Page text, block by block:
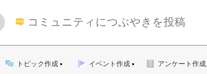
コミュニティにつぶやきを投稿
トピック作成 イベント作成 アンケート作成